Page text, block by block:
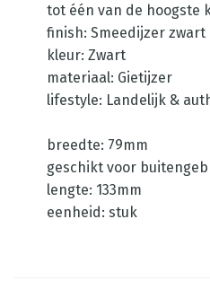
tot één van de hoogste
finish: Smeedijzer zwart
kleur: Zwart
materiaal: Gietijzer
lifestyle: Landelijk &
breedte: 79mm
geschikt voor
lengte: 133mm
eenheid: stuk